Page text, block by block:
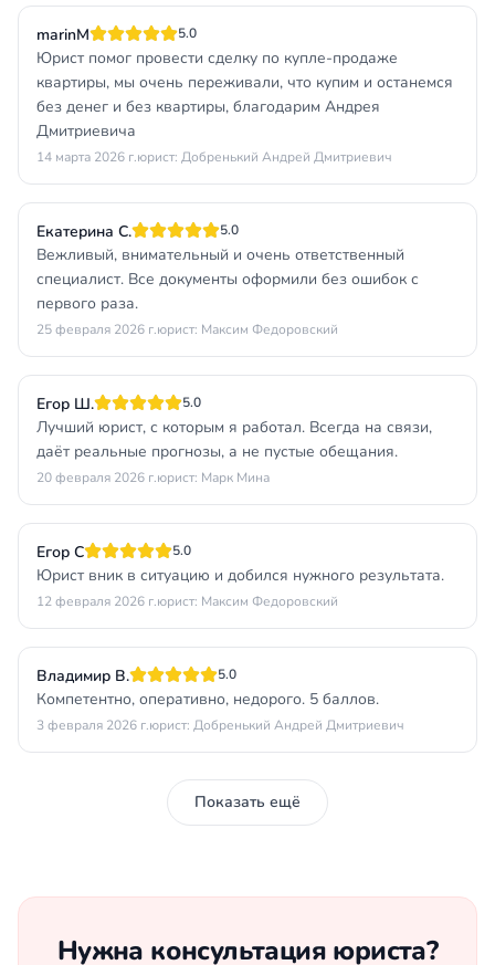
marinM 5.0
Юрист помог провести сделку по купле-продаже
квартиры, мы очень переживали, что купим и останемся
без денег и без квартиры, благодарим Андрея
Дмитриевича
14 марта 2026 г.юрист: Добренький Андрей Дмитриевич
Екатерина С. 5.0
Вежливый, внимательный и очень ответственный
специалист. Все документы оформили без ошибок с
первого раза.
25 февраля 2026 г.юрист: Максим Федоровский
Егор Ш. 5.0
Лучший юрист, с которым я работал. Всегда на связи,
даёт реальные прогнозы, а не пустые обещания.
20 февраля 2026 г.юрист: Марк Мина
Егор С 5.0
Юрист вник в ситуацию и добился нужного результата.
12 февраля 2026 г.юрист: Максим Федоровский
Владимир В. 5.0
Компетентно, оперативно, недорого. 5 баллов.
3 февраля 2026 г.юрист: Добренький Андрей Дмитриевич
Показать ещё
Нужна консультация юриста?